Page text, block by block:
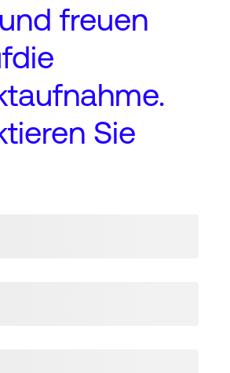
freuen
die
.
Sie